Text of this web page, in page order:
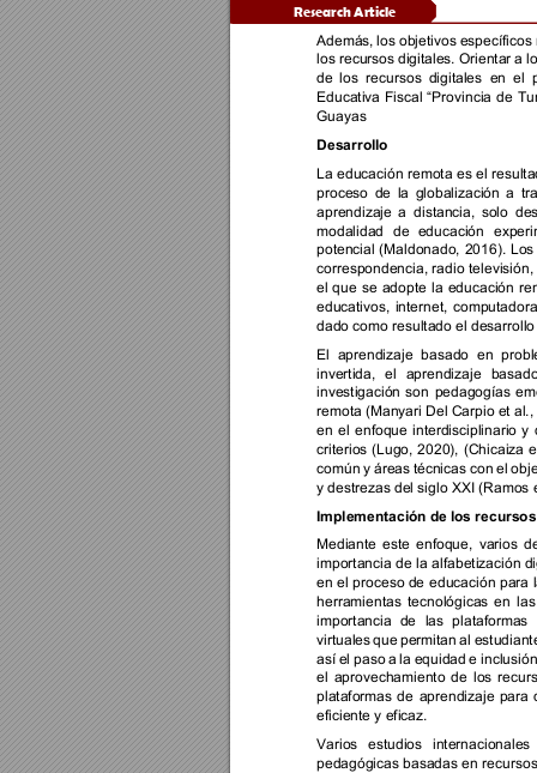
Research Article
Además, los objetivos específicos
los recursos digitales. Orientar a
de los recursos digitales en el
Educativa Fiscal “Provincia de
Guayas
Desarrollo
La educación remota es el
proceso de la globalización a
aprendizaje a distancia, solo
modalidad
de educación
potencial (Maldonado, 2016). Los
correspondencia, radio televisión,
el que se adopte la educación
educativos, internet,
dado como resultado el
El
aprendizaje basado en
invertida,
el aprendizaje
investigación son pedagogías
remota (Manyari Del Carpio et al.,
en el enfoque interdisciplinario y
criterios (Lugo, 2020), (Chicaiza
común y áreas técnicas con el
y destrezas del siglo XXI (Ramos
Implementación de los
Mediante este enfoque, varios
importancia de la alfabetización
en el proceso de educación para
herramientas tecnológicas en
importancia
de las plataformas
virtuales que permitan al
así el paso a la equidad e
el aprovechamiento de los
plataformas de aprendizaje para
eficiente y eficaz.
Varios
estudios
internacionales
pedagógicas basadas en